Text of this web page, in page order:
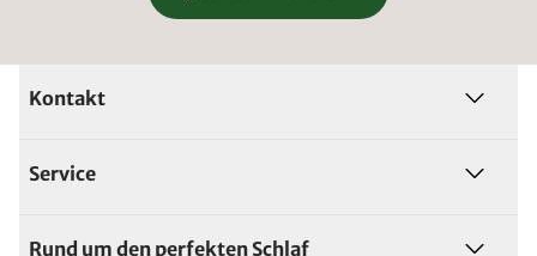
Kontakt
Service
Rund um den perfekten Schlaf